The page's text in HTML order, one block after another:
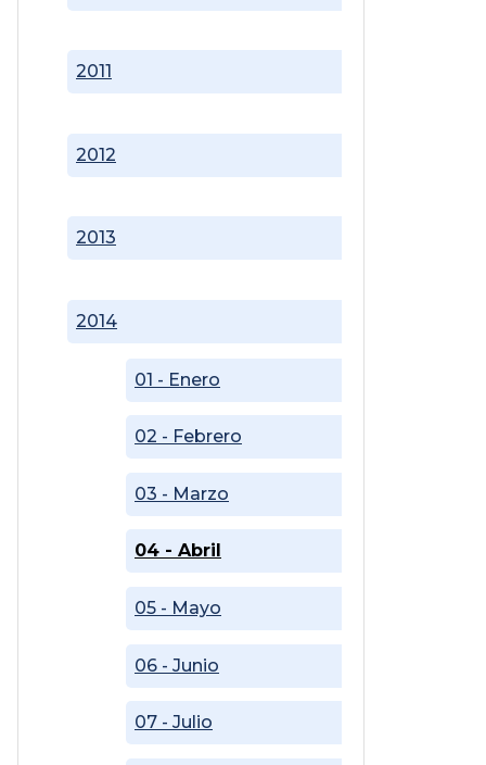
2011
2012
2013
2014
01 - Enero
02 - Febrero
03 - Marzo
04 - Abril
05 - Mayo
06 - Junio
07 - Julio